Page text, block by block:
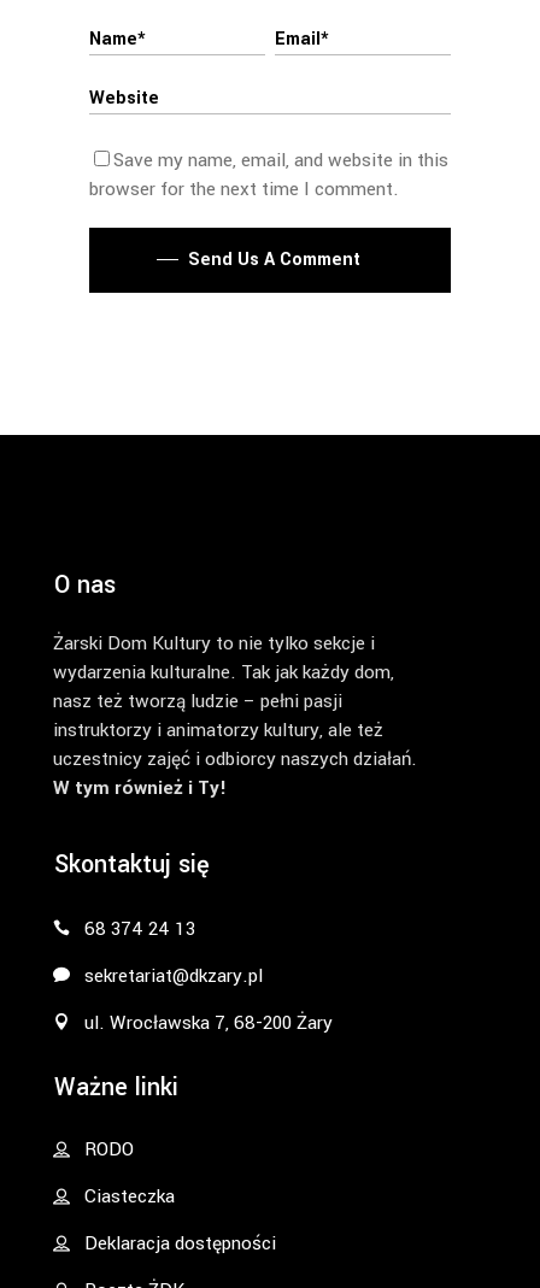
Save my name, email, and website in this
browser for the next time I comment.
Send Us A Comment
O nas
Żarski Dom Kultury to nie tylko sekcje i
wydarzenia kulturalne. Tak jak każdy dom,
nasz też tworzą ludzie – pełni pasji
instruktorzy i animatorzy kultury, ale też
uczestnicy zajęć i odbiorcy naszych działań.
W tym również i Ty!
Skontaktuj się
68 374 24 13
sekretariat@dkzary.pl
ul. Wrocławska 7, 68-200 Żary
Ważne linki
RODO
Ciasteczka
Deklaracja dostępności